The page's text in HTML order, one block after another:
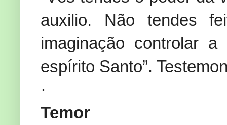
auxilio. Não tendes
imaginação controlar
espírito Santo”.
·
Temor